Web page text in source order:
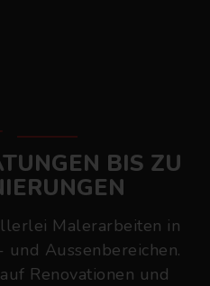
BIS ZU
Malerarbeiten in
und Aussenbereichen.
Renovationen und